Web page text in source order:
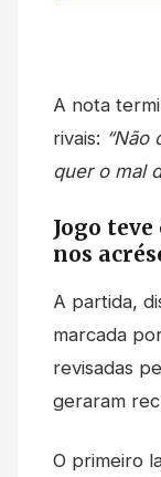
A nota
rivais: “Não
quer o mal
Jogo
nos
A partida,
marcada
revisadas
geraram
O primeiro